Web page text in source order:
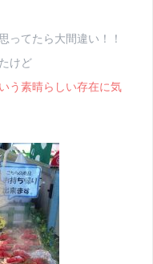
ってたら大間違い！！
けど
う素晴らしい存在に気